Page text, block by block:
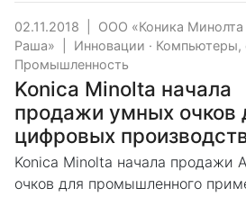
02.11.2018
ООО «Коника
Раша»
Инновации · Компьютеры,
Промышленность
Konica Minolta начала
продажи умных очков
цифровых
Konica Minolta начала продажи
очков для промышленного